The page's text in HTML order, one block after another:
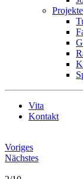
Projekte
Vita
Kontakt
Voriges
Nächstes